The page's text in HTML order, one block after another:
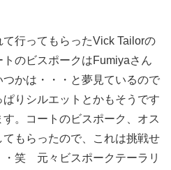
行ってもらったVick Tailorの
のビスポークはFumiyaさん
かは・・・と夢見ているので
りシルエットとかもそうです
。コートのビスポーク、オス
もらったので、これは挑戦せ
・笑 元々ビスポークテーラリ